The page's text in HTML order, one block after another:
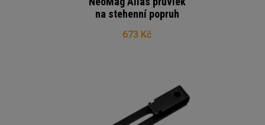
na stehenní popruh
673 Kč